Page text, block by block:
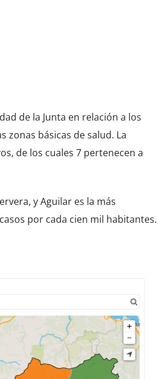
de la Junta en relación a los
básicas de salud. La
de los cuales 7 pertenecen a
y Aguilar es la más
por cada cien mil habitantes.